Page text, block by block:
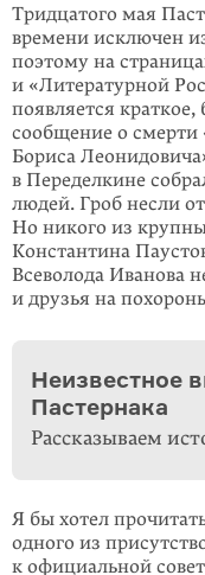
Тридцатого мая
времени исключен
поэтому на
и «Литера­турной
появляется краткое,
сообщение о смерти
Бориса
в Переделкине
людей. Гроб несли
Но никого из
Константина
Всеволода Иванова
и друзья на
Неизвестное
Пастернака
Рассказываем
Я бы хотел
одного из
к официальной